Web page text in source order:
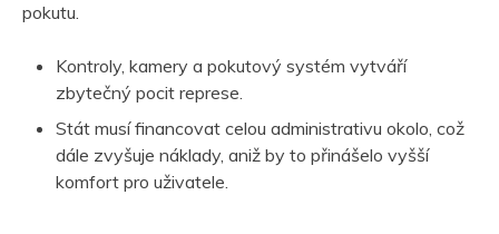
pokutu.
Kontroly, kamery a pokutový systém vytváří
zbytečný pocit represe.
Stát musí financovat celou administrativu okolo, což
dále zvyšuje náklady, aniž by to přinášelo vyšší
komfort pro uživatele.